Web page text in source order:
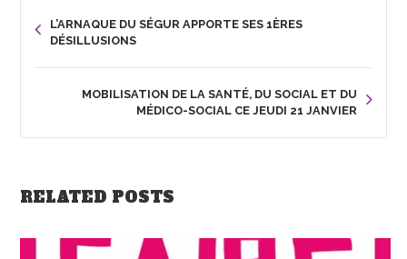
L’ARNAQUE DU SÉGUR APPORTE SES 1ÈRES
DÉSILLUSIONS
MOBILISATION DE LA SANTÉ, DU SOCIAL ET DU
MÉDICO-SOCIAL CE JEUDI 21 JANVIER
RELATED POSTS